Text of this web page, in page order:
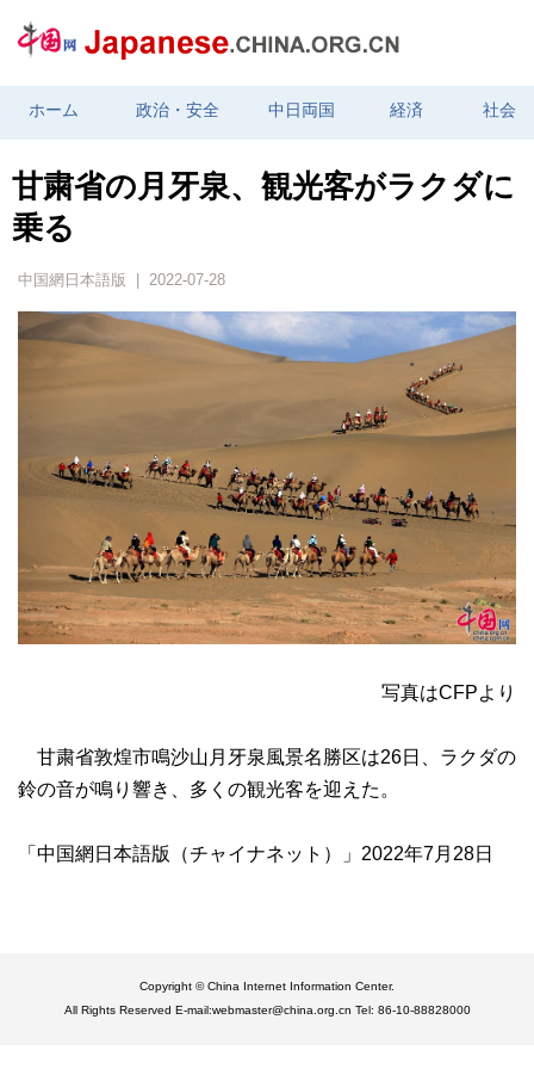
ホーム 政治・安全 中日両国 経済 社会
甘粛省の月牙泉、観光客がラクダに
乗る
中国網日本語版 | 2022-07-28
写真はCFPより
甘粛省敦煌市鳴沙山月牙泉風景名勝区は26日、ラクダの
鈴の音が鳴り響き、多くの観光客を迎えた。
「中国網日本語版（チャイナネット）」2022年7月28日
Copyright © China Internet Information Center.
All Rights Reserved E-mail:webmaster@china.org.cn Tel: 86-10-88828000